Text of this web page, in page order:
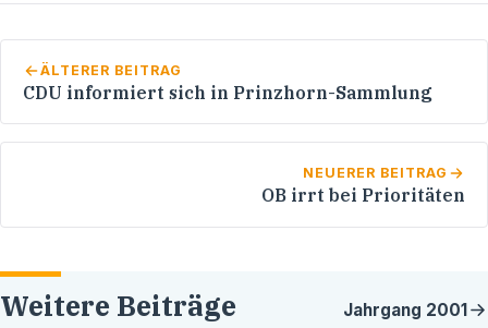
ÄLTERER BEITRAG
CDU informiert sich in Prinzhorn-Sammlung
NEUERER BEITRAG
OB irrt bei Prioritäten
Weitere Beiträge Jahrgang 2001